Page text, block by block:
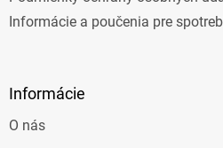
Informácie a poučenia pre
Informácie
O nás